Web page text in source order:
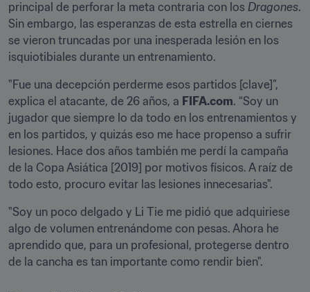
principal de perforar la meta contraria con los Dragones.
Sin embargo, las esperanzas de esta estrella en ciernes
se vieron truncadas por una inesperada lesión en los
isquiotibiales durante un entrenamiento.
"Fue una decepción perderme esos partidos [clave]”,
explica el atacante, de 26 años, a FIFA.com. “Soy un
jugador que siempre lo da todo en los entrenamientos y
en los partidos, y quizás eso me hace propenso a sufrir
lesiones. Hace dos años también me perdí la campaña
de la Copa Asiática [2019] por motivos físicos. A raíz de
todo esto, procuro evitar las lesiones innecesarias".
"Soy un poco delgado y Li Tie me pidió que adquiriese
algo de volumen entrenándome con pesas. Ahora he
aprendido que, para un profesional, protegerse dentro